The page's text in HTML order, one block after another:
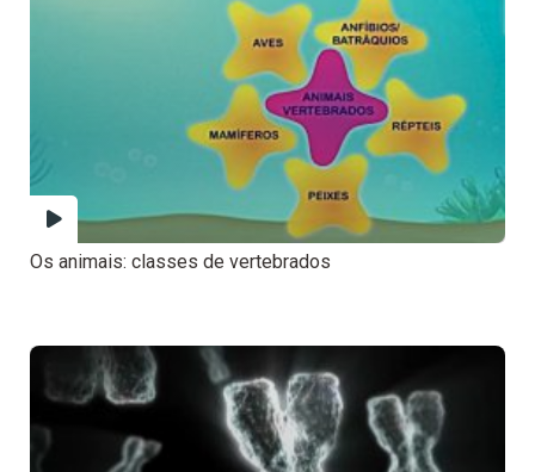
Os animais: classes de vertebrados